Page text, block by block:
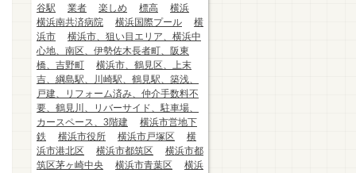
谷駅
業者 楽しめ 標高
横浜
横浜南共済病院
横浜国際プール
横
浜市
横浜市、狙い目エリア、横浜中
心地、南区、伊勢佐木長者町、阪東
橋、吉野町
横浜市、鶴見区、上末
吉、綱島駅、川崎駅、鶴見駅、築浅、
戸建、リフォーム済み、仲介手数料不
要、鶴見川、リバーサイド、駐車場、
カースペース、3階建
横浜市営地下
鉄
横浜市役所 横浜市戸塚区
横
浜市港北区
横浜市都筑区
横浜市都
筑区茅ヶ崎中央
横浜市青葉区
横浜